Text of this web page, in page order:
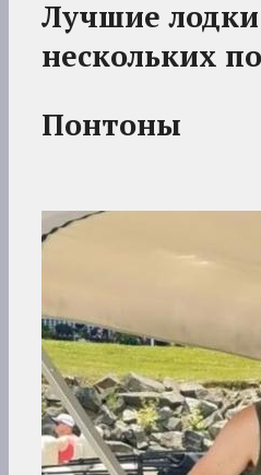
Лучшие
нескольких
Понтоны